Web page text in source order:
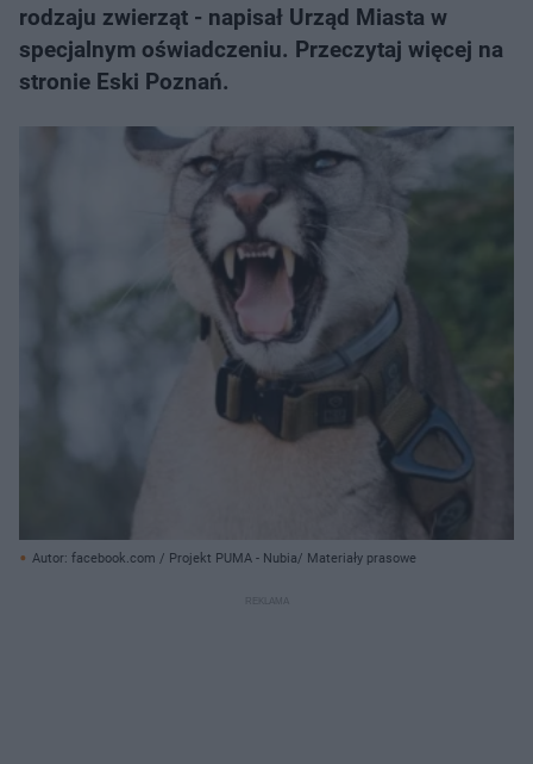
rodzaju zwierząt - napisał Urząd Miasta w
specjalnym oświadczeniu. Przeczytaj więcej na
stronie Eski Poznań.
Autor: facebook.com / Projekt PUMA - Nubia/ Materiały prasowe